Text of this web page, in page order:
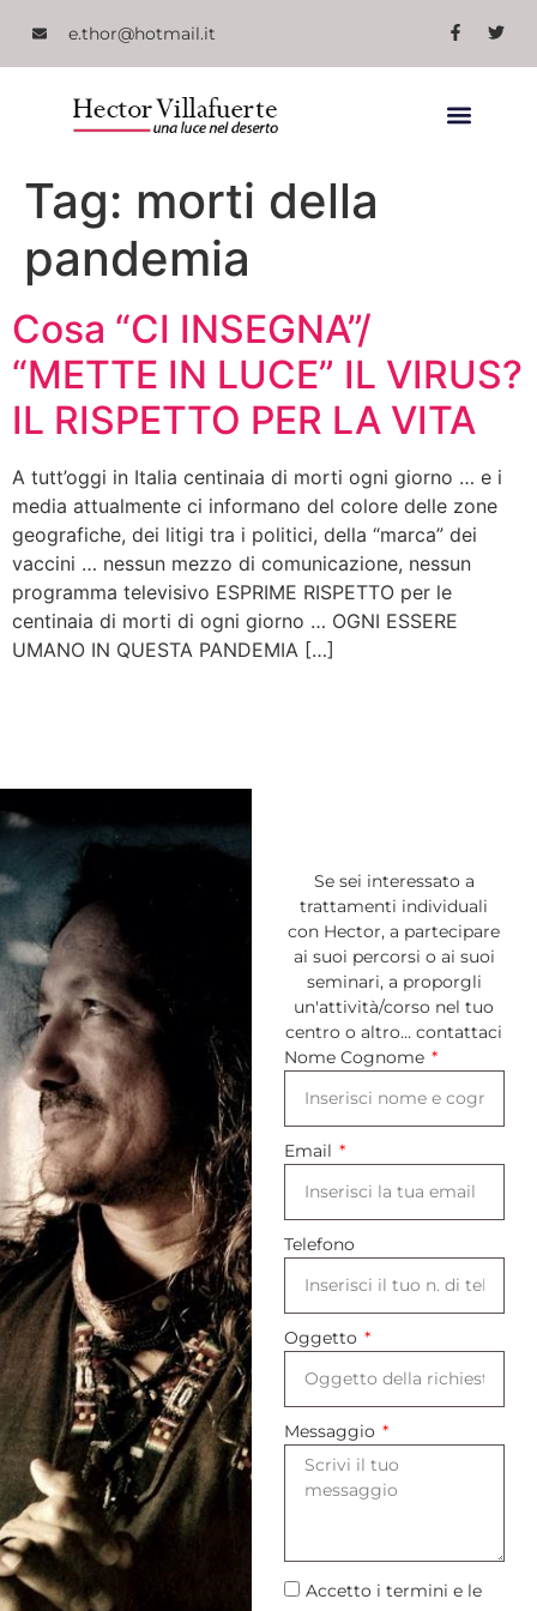
e.thor@hotmail.it
Tag: morti della
pandemia
Cosa “CI INSEGNA”/
“METTE IN LUCE” IL VIRUS?
IL RISPETTO PER LA VITA
A tutt’oggi in Italia centinaia di morti ogni giorno … e i
media attualmente ci informano del colore delle zone
geografiche, dei litigi tra i politici, della “marca” dei
vaccini … nessun mezzo di comunicazione, nessun
programma televisivo ESPRIME RISPETTO per le
centinaia di morti di ogni giorno … OGNI ESSERE
UMANO IN QUESTA PANDEMIA […]
Se sei interessato a
trattamenti individuali
con Hector, a partecipare
ai suoi percorsi o ai suoi
seminari, a proporgli
un'attività/corso nel tuo
centro o altro… contattaci
Nome Cognome
Email
Telefono
Oggetto
Messaggio
Accetto i termini e le